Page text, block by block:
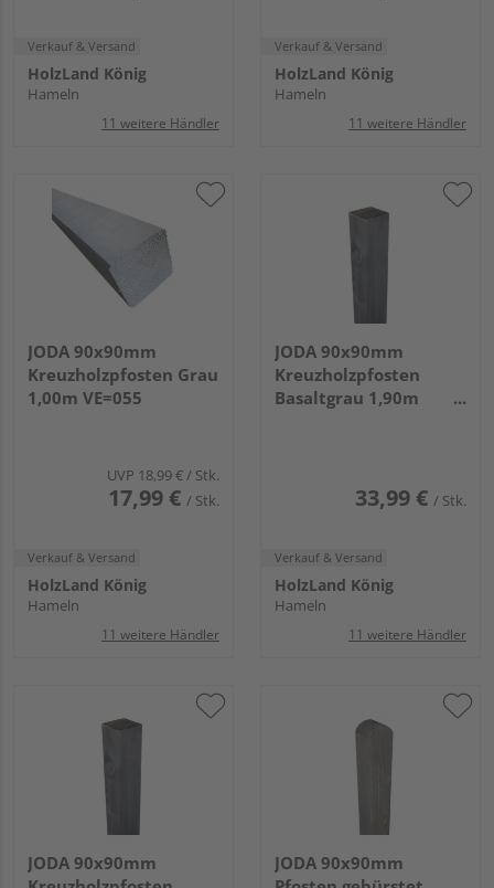
Verkauf & Versand
HolzLand König
Hameln
11 weitere Händler
Verkauf & Versand
HolzLand König
Hameln
11 weitere Händler
JODA 90x90mm
Kreuzholzpfosten Grau
1,00m VE=055
UVP 18,99 €/ Stk.
17,99 € / Stk.
Verkauf & Versand
HolzLand König
Hameln
11 weitere Händler
JODA 90x90mm
Kreuzholzpfosten
Basaltgrau 1,90m
33,99 € / Stk.
Verkauf & Versand
HolzLand König
Hameln
11 weitere Händler
JODA 90x90mm
JODA 90x90mm